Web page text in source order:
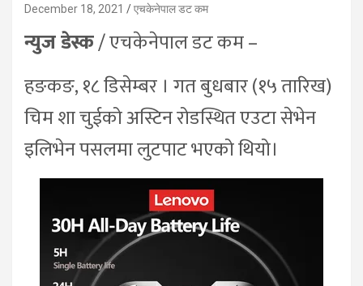
December 18, 2021 एचकेनेपाल डट कम
न्युज डेस्क/ एचकेनेपाल डट कम –
हङकङ, १८ डिसेम्बर । गत बुधबार (१५ तारिख)
चिम शा चुईको अस्टिन रोडस्थित एउटा सेभेन
इलिभेन पसलमा लुटपाट भएको थियो।